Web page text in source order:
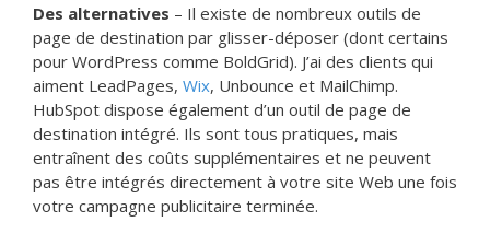
Des alternatives – Il existe de nombreux outils de
page de destination par glisser-déposer (dont certains
pour WordPress comme BoldGrid). J’ai des clients qui
aiment LeadPages, Wix, Unbounce et MailChimp.
HubSpot dispose également d’un outil de page de
destination intégré. Ils sont tous pratiques, mais
entraînent des coûts supplémentaires et ne peuvent
pas être intégrés directement à votre site Web une fois
votre campagne publicitaire terminée.